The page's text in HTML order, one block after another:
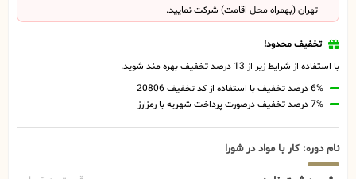
تهران (بهمراه محل اقامت) شرکت نمایید.
تخفیف محدود!
با استفاده از شرایط زیر از 13 درصد تخفیف بهره مند شوید.
6% درصد تخفیف با استفاده از کد تخفیف 20806
7% درصد تخفیف درصورت پرداخت شهریه با رمزارز
نام دوره: کار با مواد در شورا